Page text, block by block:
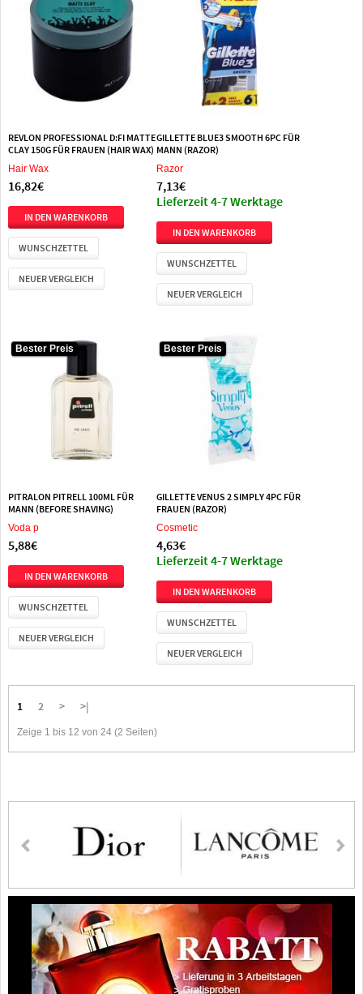
REVLON PROFESSIONAL D:FI MATTE
CLAY 150G FÜR FRAUEN (HAIR WAX)
Hair Wax
16,82€
WUNSCHZETTEL
NEUER VERGLEICH
GILLETTE BLUE3 SMOOTH 6PC FÜR
MANN (RAZOR)
Razor
7,13€
Lieferzeit 4-7 Werktage
WUNSCHZETTEL
NEUER VERGLEICH
Bester Preis
PITRALON PITRELL 100ML FÜR
MANN (BEFORE SHAVING)
Voda p
5,88€
WUNSCHZETTEL
NEUER VERGLEICH
Bester Preis
GILLETTE VENUS 2 SIMPLY 4PC FÜR
FRAUEN (RAZOR)
Cosmetic
4,63€
Lieferzeit 4-7 Werktage
WUNSCHZETTEL
NEUER VERGLEICH
1 2 > >|
Zeige 1 bis 12 von 24 (2 Seiten)